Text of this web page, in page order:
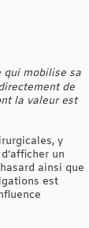
qui mobilise sa
de
la valeur est
y
un
ainsi que
est